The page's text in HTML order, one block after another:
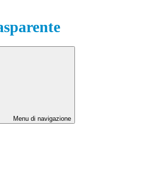
Menu di navigazione